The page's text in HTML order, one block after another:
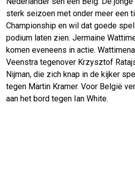
sterk seizoen met onder meer een
Championship en wil dat goede
podium laten zien. Jermaine
komen eveneens in actie.
Veenstra tegenover Krzysztof
Nijman, die zich knap in de kijker
tegen Martin Kramer. Voor België
aan het bord tegen Ian White.